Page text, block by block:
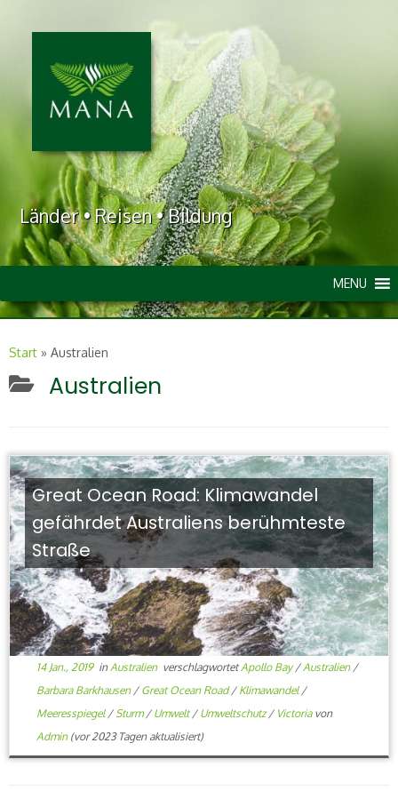
Länder • Reisen • Bildung
MENU
Start » Australien
Australien
Great Ocean Road: Klimawandel
gefährdet Australiens berühmteste
Straße
14 Jan., 2019in Australien verschlagwortetApollo Bay/ Australien /
Barbara Barkhausen / Great Ocean Road/ Klimawandel /
Meeresspiegel / Sturm / Umwelt/ Umweltschutz/ Victoria von
Admin(vor 2023 Tagen aktualisiert)